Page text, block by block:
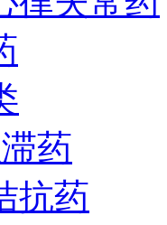
药
抗药